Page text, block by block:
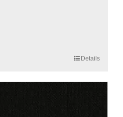
Details